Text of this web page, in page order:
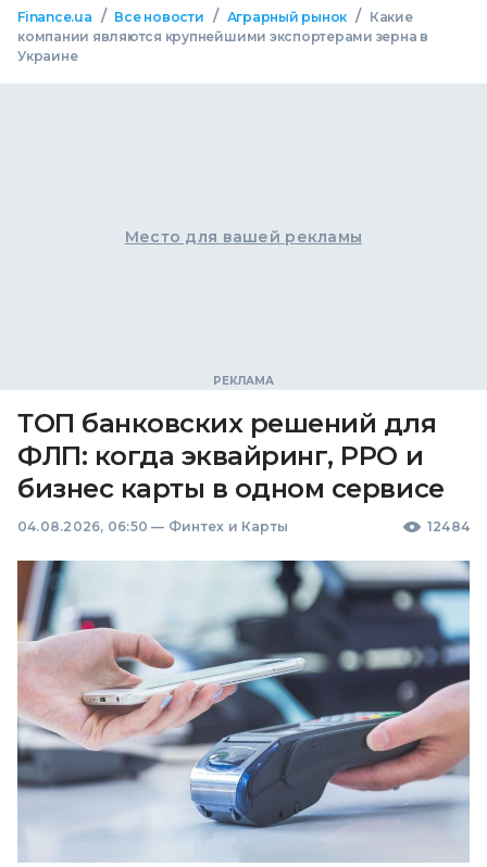
Finance.ua / Все новости / Аграрный рынок /
Какие
компании являются крупнейшими экспортерами зерна в
Украине
Место для вашей рекламы
ТОП банковских решений для
ФЛП: когда эквайринг, РРО и
бизнес карты в одном сервисе
04.08.2026, 06:50 — Финтех и Карты 12484